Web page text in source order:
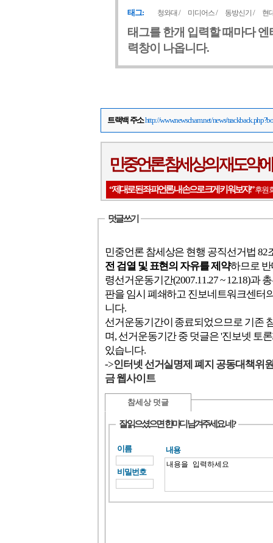
태그: 청와대/ 미디어스/ 동방신기 / 현
태그를 한개 입력할 때마다
력창이 나옵니다.
트랙백 주소http://www.newscham.net/news/
민중언론 참세상의 재도약
“제대로 된 좌파언론, 내 손으로 크게 키워보자!”후원
덧글 쓰기
민중언론 참세상은 현행 공직선거법
전 검열 및 표현의 자유를 제약하므로
령선거운동기간(2007.11.27 ~ 12.18)과
판을 임시 폐쇄하고 진보네트워크센터
니다.
선거운동기간이 종료되었으므로 기존
며, 선거운동기간 중 덧글은 '진보넷 토
있습니다.
->인터넷 선거실명제 폐지 공동대책위
금 웹사이트
참세상 덧글
잘 읽으셨으면 한마디 남겨주세요. 네?
이름
비밀번호
내용